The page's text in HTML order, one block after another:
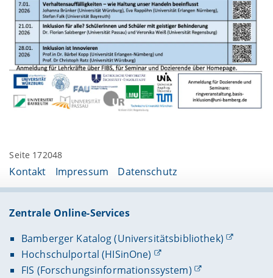
Seite 172048
Kontakt Impressum Datenschutz
Zentrale Online-Services
Bamberger Katalog (Universitätsbibliothek)
Hochschulportal (HISinOne)
FIS (Forschungsinformationssystem)